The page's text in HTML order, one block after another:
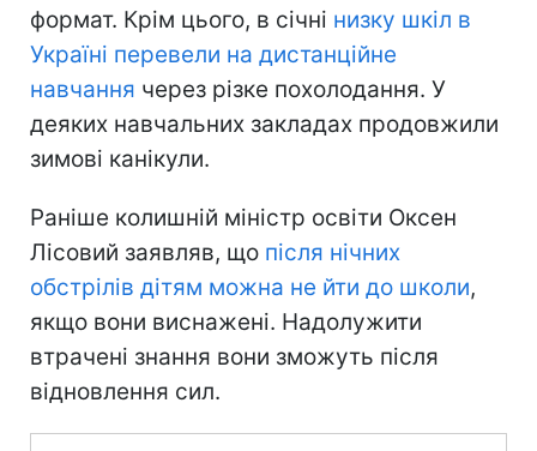
формат. Крім цього, в січні низку шкіл в
Україні перевели на дистанційне
навчання через різке похолодання. У
деяких навчальних закладах продовжили
зимові канікули.
Раніше колишній міністр освіти Оксен
Лісовий заявляв, що після нічних
обстрілів дітям можна не йти до школи,
якщо вони виснажені. Надолужити
втрачені знання вони зможуть після
відновлення сил.